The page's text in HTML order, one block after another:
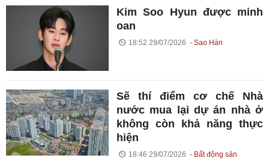
Kim Soo Hyun được minh
oan
18:52 29/07/2026 Sao Hàn
Sẽ thí điểm cơ chế Nhà
nước mua lại dự án nhà ở
không còn khả năng thực
hiện
18:46 29/07/2026 Bất động sản